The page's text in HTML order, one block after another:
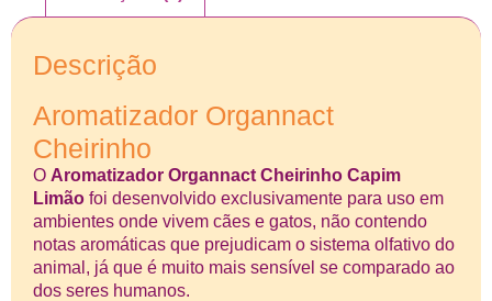
Descrição
Aromatizador Organnact
Cheirinho
O Aromatizador Organnact Cheirinho Capim
Limão foi desenvolvido exclusivamente para uso em
ambientes onde vivem cães e gatos, não contendo
notas aromáticas que prejudicam o sistema olfativo do
animal, já que é muito mais sensível se comparado ao
dos seres humanos.